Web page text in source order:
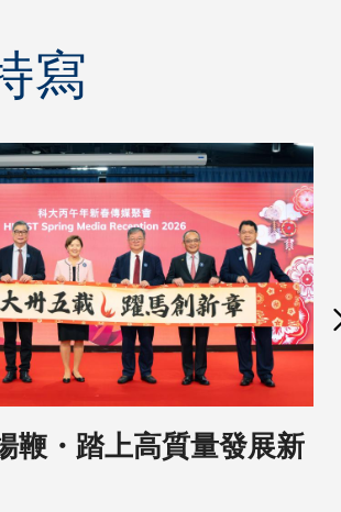
寫
鞭・踏上高質量發展新